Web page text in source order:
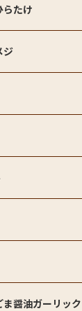
らたけ
ジ
ま醤油ガーリック